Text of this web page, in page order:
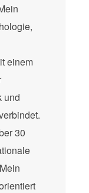
einem
und
30